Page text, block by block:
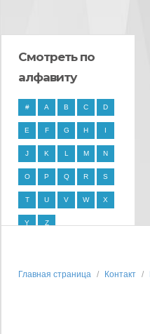
Смотреть по
алфавиту
# A B C D
E F G H I
J K L M N
O P Q R S
T U V W X
Y Z
Главная страница Контакт